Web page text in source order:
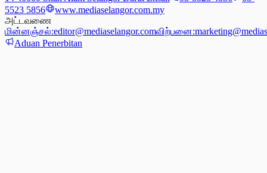
5523 5856
www.mediaselangor.com.my
அட்டவணை
மின்னஞ்சல்:editor@mediaselangor.comவிற்பனை:
Aduan Penerbitan